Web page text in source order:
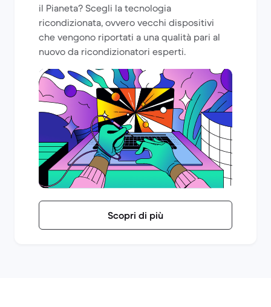
il Pianeta? Scegli la tecnologia
ricondizionata, ovvero vecchi dispositivi
che vengono riportati a una qualità pari al
nuovo da ricondizionatori esperti.
Scopri di più